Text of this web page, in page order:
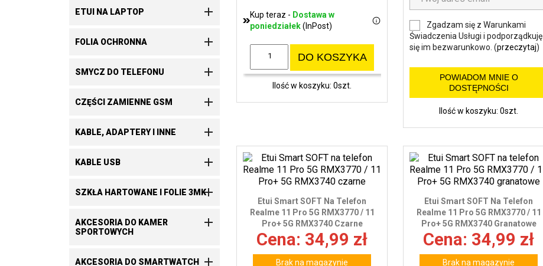
ETUI NA LAPTOP 
FOLIA OCHRONNA 
SMYCZ DO TELEFONU 
CZĘŚCI ZAMIENNE GSM 
KABLE, ADAPTERY I INNE 
KABLE USB 
SZKŁA HARTOWANE I FOLIE 3MK
AKCESORIA DO KAMER
SPORTOWYCH

AKCESORIA DO SMARTWATCH 
Kup teraz - Dostawa w
poniedziałek(InPost)
DO KOSZYKA
Ilość w koszyku: 0szt.
Zgadzam się z Warunkami
Świadczenia Usługi i podporządkuję
się im bezwarunkowo. (przeczytaj)
POWIADOM MNIE O
DOSTĘPNOŚCI
Ilość w koszyku: 0szt.
Etui Smart SOFT Na Telefon
Realme 11 Pro 5G RMX3770 / 11
Pro+ 5G RMX3740 Czarne
Cena: 34,99 zł
Brak na magazynie
Etui Smart SOFT Na Telefon
Realme 11 Pro 5G RMX3770 / 11
Pro+ 5G RMX3740 Granatowe
Cena: 34,99 zł
Brak na magazynie